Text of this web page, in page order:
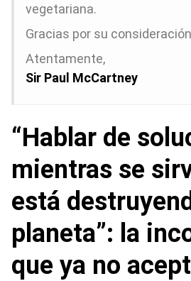
vegetariana.
Gracias por su
Atentamente,
Sir Paul McCartney
“Hablar de
mientras se
está
planeta”: la
que ya no